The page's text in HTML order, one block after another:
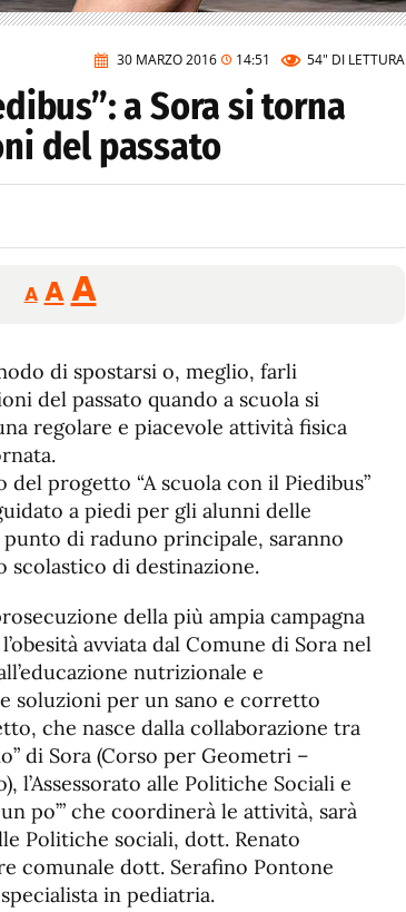
30 MARZO 2016 14:51 54" DI LETTURA
a Sora si torna
del passato
A
Reducir
tamaño
A Restablecer
tamaño
de
fuente
AAumentar
de
fuente.
di spostarsi o, meglio, farli
del passato quando a scuola si
regolare e piacevole attività fisica
del progetto “A scuola con il Piedibus”
a piedi per gli alunni delle
di raduno principale, saranno
scolastico di destinazione.
della più ampia campagna
avviata dal Comune di Sora nel
nutrizionale e
soluzioni per un sano e corretto
che nasce dalla collaborazione tra
di Sora (Corso per Geometri –
l’Assessorato alle Politiche Sociali e
po’” che coordinerà le attività, sarà
Politiche sociali, dott. Renato
comunale dott. Serafino Pontone
in pediatria.